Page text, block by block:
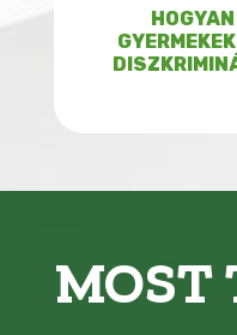
MOST